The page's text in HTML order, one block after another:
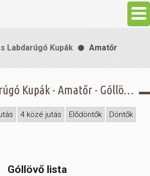
Labdarúgó Kupák Amatőr
Kispályás Labdarúgó Kupák - Amatőr - Góllövő lista
4 közé jutás Elődöntők Döntők
Góllövő lista